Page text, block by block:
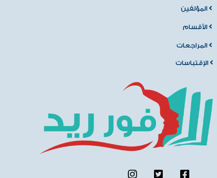
المؤلفين
الأقسام
المراجعات
الإقتباسات